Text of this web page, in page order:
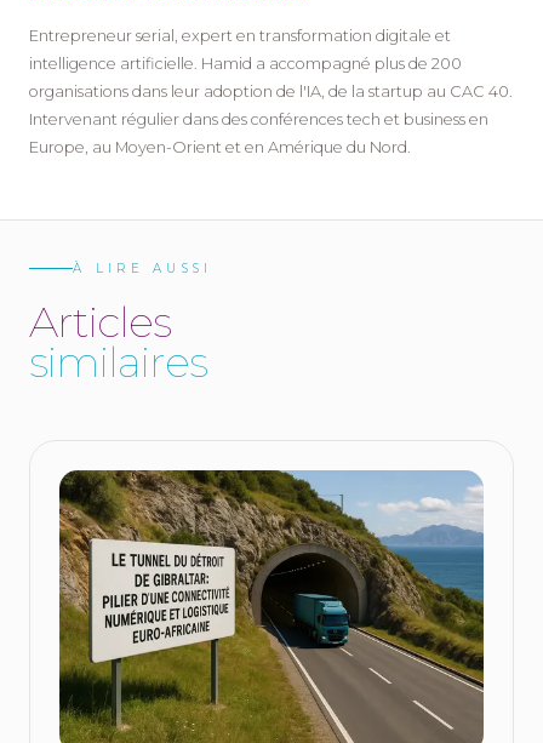
Entrepreneur serial, expert en transformation digitale et
intelligence artificielle. Hamid a accompagné plus de 200
organisations dans leur adoption de l'IA, de la startup au CAC 40.
Intervenant régulier dans des conférences tech et business en
Europe, au Moyen-Orient et en Amérique du Nord.
À LIRE AUSSI
Articles
similaires